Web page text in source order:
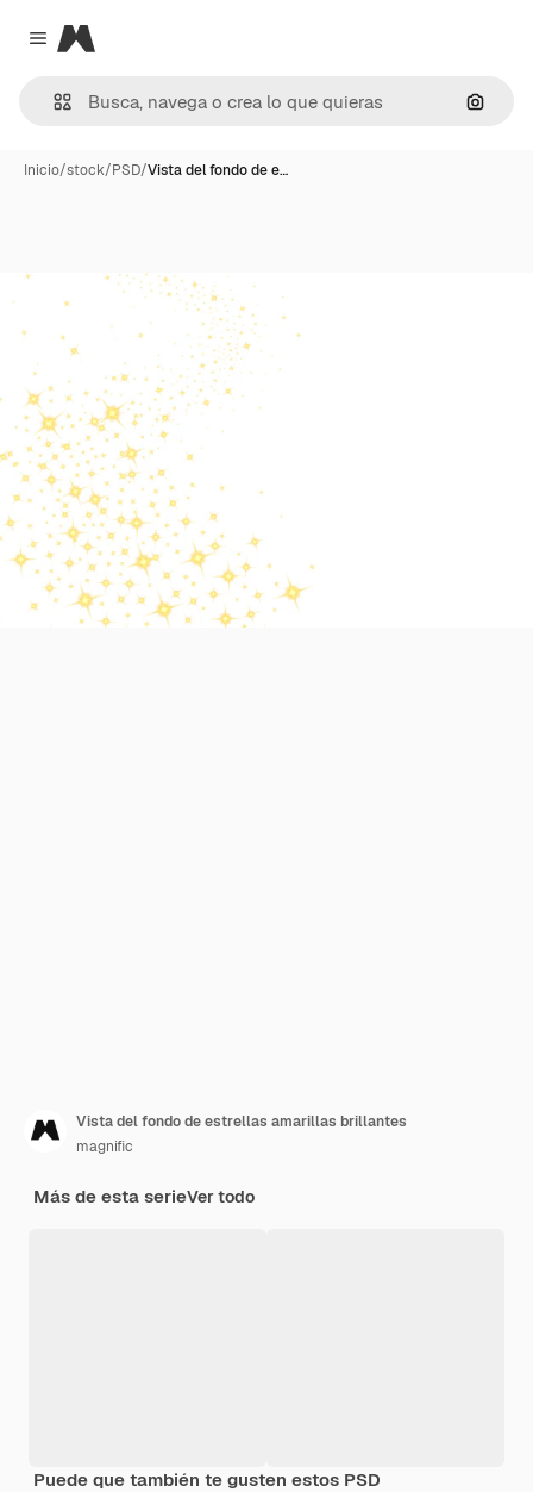
Close menu
Magnific
Inicio/stock/PSD/Vista del fondo de e…
Vista del fondo de estrellas amarillas brillantes
magnific
Más de esta serieVer todo
Puede que también te gusten estos PSD